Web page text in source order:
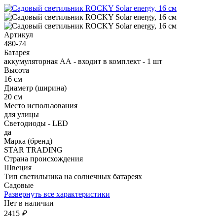
Артикул
480-74
Батарея
аккумуляторная АА - входит в комплект - 1 шт
Высота
16 см
Диаметр (ширина)
20 см
Место использования
для улицы
Светодиоды - LED
да
Марка (бренд)
STAR TRADING
Страна происхождения
Швеция
Тип светильника на солнечных батареях
Садовые
Развернуть все характеристики
Нет в наличии
2415 ₽